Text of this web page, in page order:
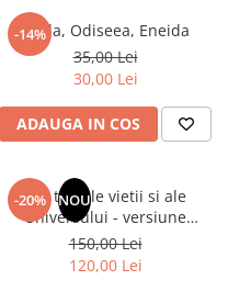
-14%
Iliada, Odiseea, Eneida
35,00 Lei
30,00 Lei
ADAUGA IN COS
-20% NOU
Din tainele vietii si ale
Universului - versiune
originala din 1939. Volumele I-
III. Cutie de colectie -Scarlat
Demetrescu
150,00 Lei
120,00 Lei